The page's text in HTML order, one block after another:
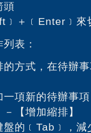
頭
＋﹝Enter﹞來
表：
的方式，在待辦
項新的待辦事
【增加縮排】
的﹝Tab﹞，減